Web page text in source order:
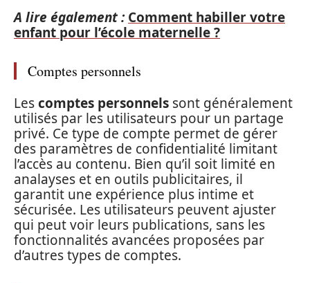
A lire également : Comment habiller votre
enfant pour l’école maternelle ?
Comptes personnels
Lescomptes personnels sont généralement
utilisés par les utilisateurs pour un partage
privé. Ce type de compte permet de gérer
des paramètres de confidentialité limitant
l’accès au contenu. Bien qu’il soit limité en
analayses et en outils publicitaires, il
garantit une expérience plus intime et
sécurisée. Les utilisateurs peuvent ajuster
qui peut voir leurs publications, sans les
fonctionnalités avancées proposées par
d’autres types de comptes.